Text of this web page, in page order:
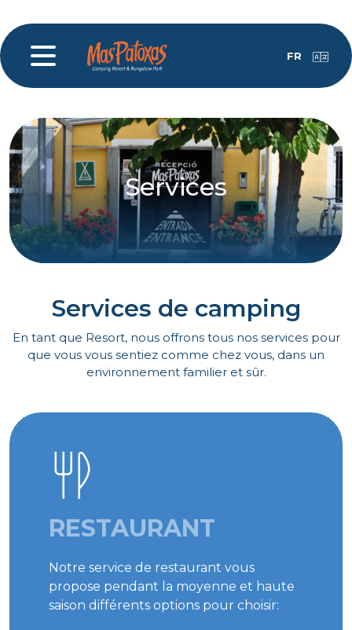
FR
Services
Services de camping
En tant que Resort, nous offrons tous nos services pour
que vous vous sentiez comme chez vous, dans un
environnement familier et sûr.
RESTAURANT
Notre service de restaurant vous
propose pendant la moyenne et haute
saison différents options pour choisir: